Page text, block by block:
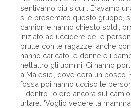
sentivamo più sicuri. Eravamo
si è presentato questo gruppo,
camion e hanno chiesto soldi,
iniziato ad uccidere delle
brutte con le ragazze, anche
hanno caricato le donne e i
nell’altro gli uomini. Ci hanno
a Malesici, dove c’era un bosco.
fossa poi hanno ucciso le
lì dentro. Io ero ancora sul
urlare: "Voglio vedere la